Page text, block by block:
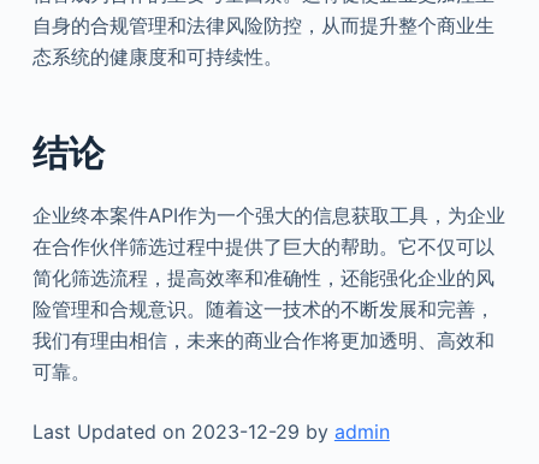
自身的合规管理和法律风险防控，从而提升整个商业生
态系统的健康度和可持续性。
结论
企业终本案件API作为一个强大的信息获取工具，为企业
在合作伙伴筛选过程中提供了巨大的帮助。它不仅可以
简化筛选流程，提高效率和准确性，还能强化企业的风
险管理和合规意识。随着这一技术的不断发展和完善，
我们有理由相信，未来的商业合作将更加透明、高效和
可靠。
Last Updated on 2023-12-29 by admin